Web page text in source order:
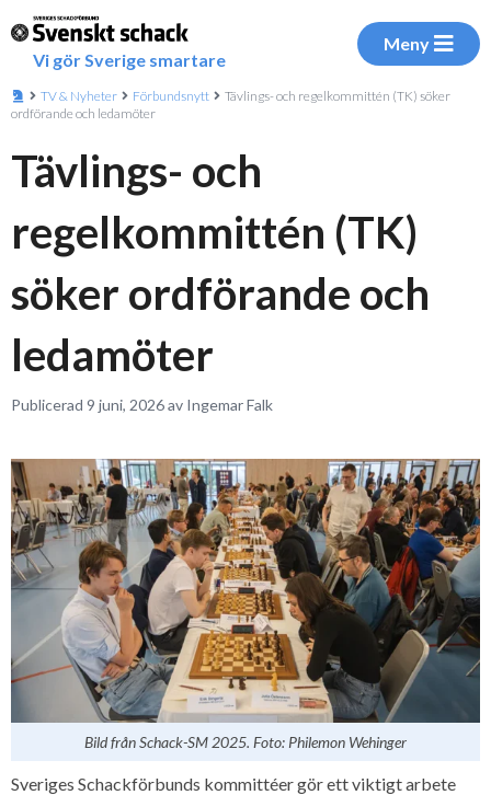
Vi gör Sverige smartare
Meny
TV & Nyheter Förbundsnytt
Tävlings- och regelkommittén (TK) söker
ordförande och ledamöter
Tävlings- och
regelkommittén (TK)
söker ordförande och
ledamöter
Publicerad 9 juni, 2026 av Ingemar Falk
Bild från Schack-SM 2025. Foto: Philemon Wehinger
Sveriges Schackförbunds kommittéer gör ett viktigt arbete